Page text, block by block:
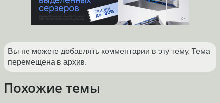
Вы не можете добавлять комментарии в эту тему. Тема
перемещена в архив.
Похожие темы